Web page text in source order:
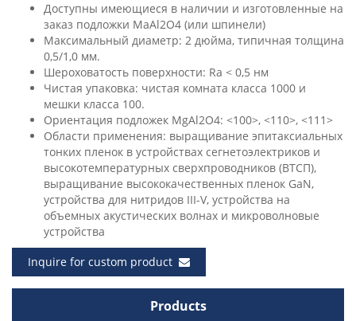
Доступны имеющиеся в наличии и изготовленные на
заказ подложки MaAl2O4 (или шпинели)
Максимальный диаметр: 2 дюйма, типичная толщина
0,5/1,0 мм.
Шероховатость поверхности: Ra < 0,5 нм
Чистая упаковка: чистая комната класса 1000 и
мешки класса 100.
Ориентация подложек MgAl2O4: <100>, <110>, <111>
Области применения: выращивание эпитаксиальных
тонких пленок в устройствах сегнетоэлектриков и
высокотемпературных сверхпроводников (ВТСП),
выращивание высококачественных пленок GaN,
устройства для нитридов III-V, устройства на
объемных акустических волнах и микроволновые
устройства
Inquire for custom product
Products